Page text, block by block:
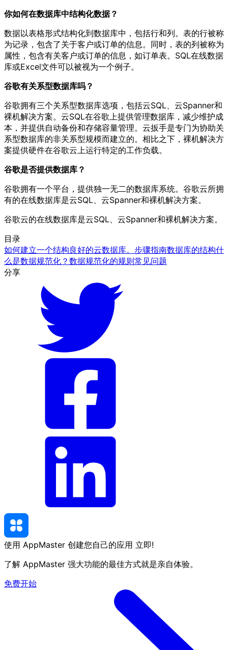
你如何在数据库中结构化数据？
数据以表格形式结构化到数据库中，包括行和列。表的行被称
为记录，包含了关于客户或订单的信息。同时，表的列被称为
属性，包含有关客户或订单的信息，如订单表。SQL在线数据
库或Excel文件可以被视为一个例子。
谷歌有关系型数据库吗？
谷歌拥有三个关系型数据库选项，包括云SQL、云Spanner和
裸机解决方案。云SQL在谷歌上提供管理数据库，减少维护成
本，并提供自动备份和存储容量管理。云扳手是专门为协助关
系型数据库的非关系型规模而建立的。相比之下，裸机解决方
案提供硬件在谷歌云上运行特定的工作负载。
谷歌是否提供数据库？
谷歌拥有一个平台，提供独一无二的数据库系统。谷歌云所拥
有的在线数据库是云SQL、云Spanner和裸机解决方案。
谷歌云的在线数据库是云SQL、云Spanner和裸机解决方案。
目录
如何建立一个结构良好的云数据库。步骤指南数据库的结构什
么是数据规范化？ 数据规范化的规则常见问题
分享
使用 AppMaster 创建您自己的应用 立即!
了解 AppMaster 强大功能的最佳方式就是亲自体验。
免费开始